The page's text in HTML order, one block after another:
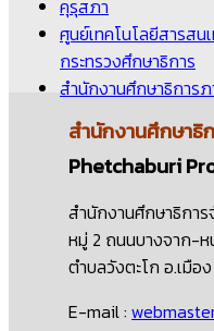
คุรุสภา
ศูนย์เทคโนโลยีสารสน
กระทรวงศึกษาธิการ
สำนักงานศึกษาธิการ
สำนักงานศึกษาธิ
Phetchaburi
สำนักงานศึกษาธิกา
หมู่ 2 ถนนบางจาก-ห
ตำบลวังตะโก อ.เมือ
E-mail :